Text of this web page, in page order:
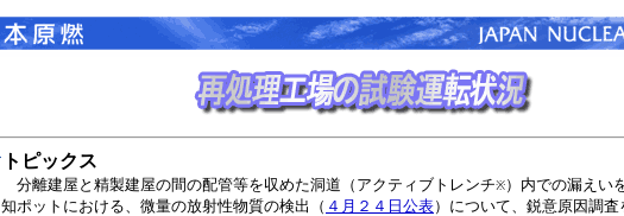
トピックス
分離建屋と精製建屋の間の配管等を収めた洞道（アクティブトレンチ※）内での漏えい
知ポットにおける、微量の放射性物質の検出（ ４月２４日公表）について、鋭意原因調